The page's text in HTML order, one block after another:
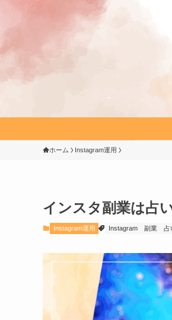
ホーム Instagram運用
インスタ副業は占
Instagram運用 Instagram 副業 占